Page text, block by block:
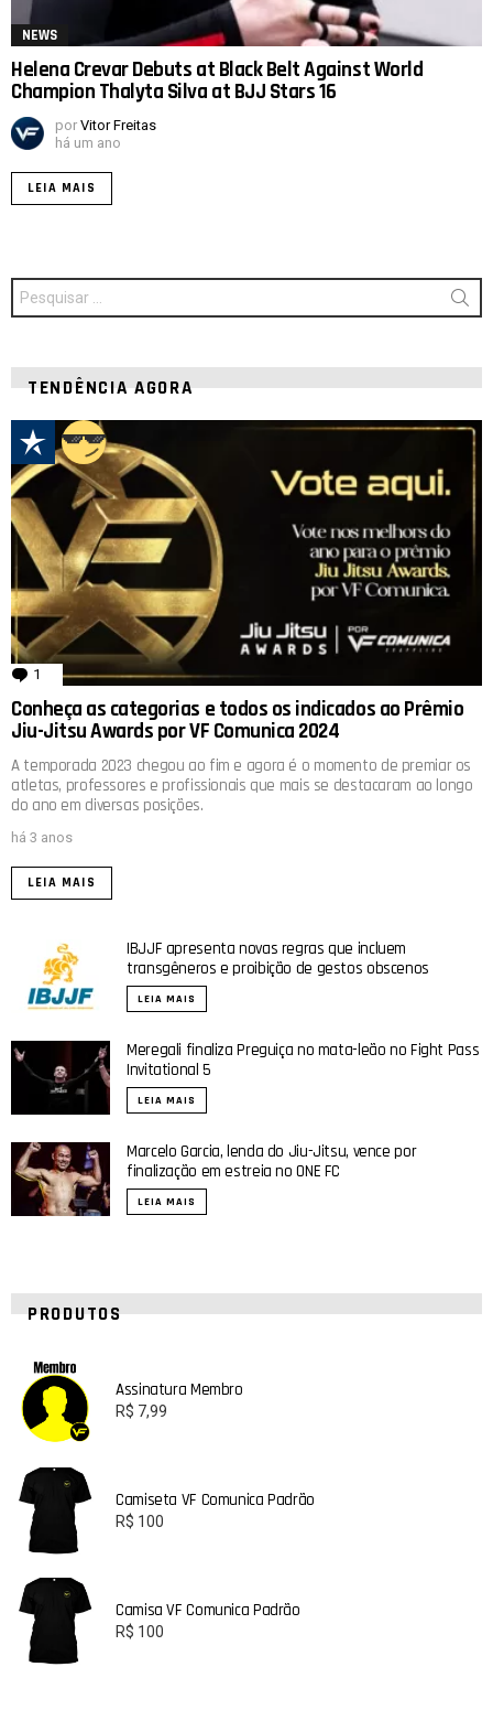
NEWS
Helena Crevar Debuts at Black Belt Against World
Champion Thalyta Silva at BJJ Stars 16
por Vitor Freitas
há um ano
LEIA MAIS
Procurar
por:
TENDÊNCIA AGORA
1 comentário
Conheça as categorias e todos os indicados ao Prêmio
Jiu-Jitsu Awards por VF Comunica 2024
A temporada 2023 chegou ao fim e agora é o momento de premiar os
atletas, professores e profissionais que mais se destacaram ao longo
do ano em diversas posições.
há 3 anos
LEIA MAIS
IBJJF apresenta novas regras que incluem
transgêneros e proibição de gestos obscenos
LEIA MAIS
Meregali finaliza Preguiça no mata-leão no Fight Pass
Invitational 5
LEIA MAIS
Marcelo Garcia, lenda do Jiu-Jitsu, vence por
finalização em estreia no ONE FC
LEIA MAIS
PRODUTOS
Assinatura Membro
R$ 7,99
Camiseta VF Comunica Padrão
R$ 100
Camisa VF Comunica Padrão
R$ 100